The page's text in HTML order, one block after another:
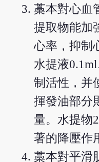
藁本對心血
提取物能加
心率，抑制
水提液
制活性，并
揮發油部分
量。水提物
著的降壓作
藁本對平滑